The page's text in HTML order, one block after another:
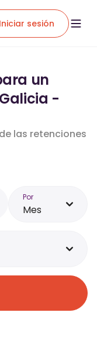
Iniciar sesión
un
-
las retenciones
Por
Mes